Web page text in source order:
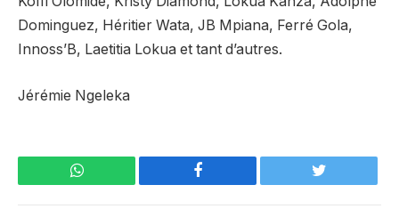
Dominguez, Héritier Wata, JB Mpiana, Ferré Gola,
Innoss’B, Laetitia Lokua et tant d’autres.
Jérémie Ngeleka
WhatsApp Facebook Twitter